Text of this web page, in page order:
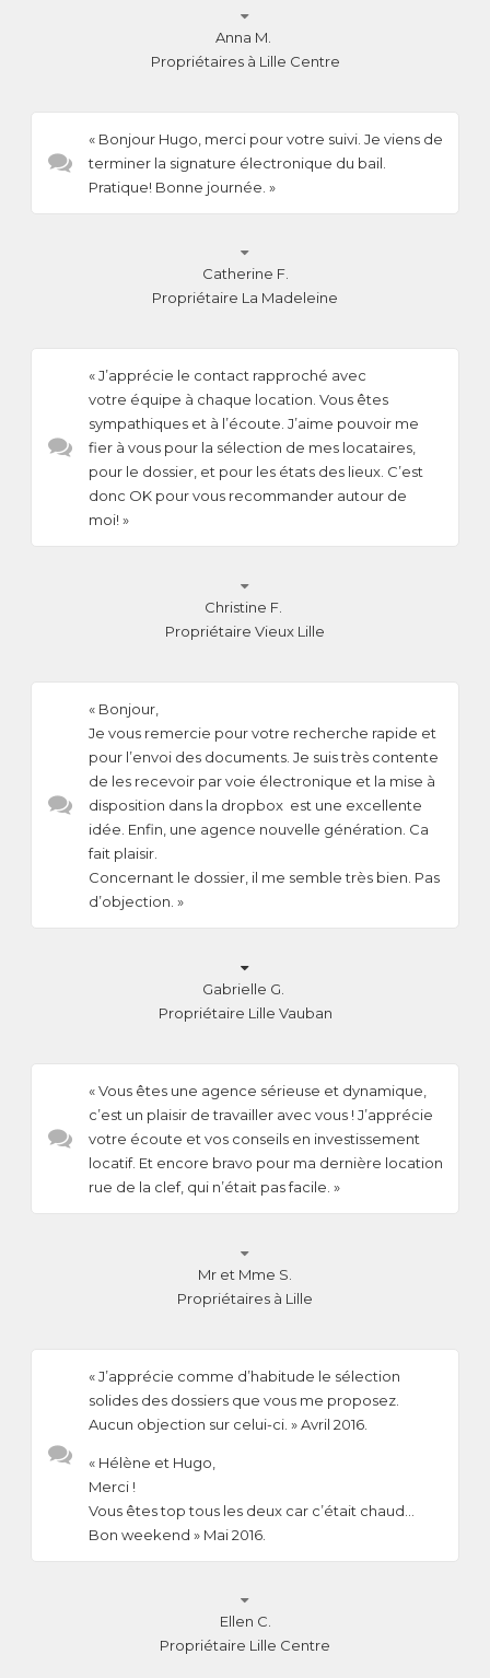

Anna M.
Propriétaires à Lille Centre
« Bonjour Hugo, merci pour votre suivi. Je viens de
terminer la signature électronique du bail.
Pratique! Bonne journée. »

Catherine F.
Propriétaire La Madeleine
« J’apprécie le contact rapproché avec
votre équipe à chaque location. Vous êtes
sympathiques et à l’écoute. J’aime pouvoir me
fier à vous pour la sélection de mes locataires,
pour le dossier, et pour les états des lieux. C’est
donc OK pour vous recommander autour de
moi! »

Christine F.
Propriétaire Vieux Lille
« Bonjour,
Je vous remercie pour votre recherche rapide et
pour l’envoi des documents. Je suis très contente
de les recevoir par voie électronique et la mise à
disposition dans la dropbox est une excellente
idée. Enfin, une agence nouvelle génération. Ca
fait plaisir.
Concernant le dossier, il me semble très bien. Pas
d’objection. »

Gabrielle G.
Propriétaire Lille Vauban
« Vous êtes une agence sérieuse et dynamique,
c’est un plaisir de travailler avec vous ! J’apprécie
votre écoute et vos conseils en investissement
locatif. Et encore bravo pour ma dernière location
rue de la clef, qui n’était pas facile. »

Mr et Mme S.
Propriétaires à Lille
« J’apprécie comme d’habitude le sélection
solides des dossiers que vous me proposez.
Aucun objection sur celui-ci. » Avril 2016.
« Hélène et Hugo,
Merci !
Vous êtes top tous les deux car c’était chaud…
Bon weekend » Mai 2016.

Ellen C.
Propriétaire Lille Centre